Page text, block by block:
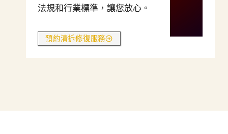
法規和行業標準，讓您放心。
預約清拆修復服務